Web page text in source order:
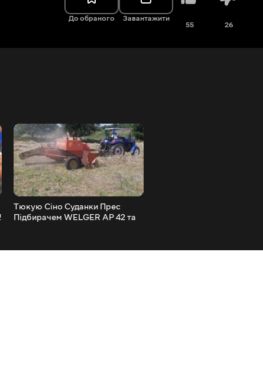
До обраного Завантажити
55 26
Тюкую Сіно Суданки Прес
Підбирачем WELGER AP 42 та